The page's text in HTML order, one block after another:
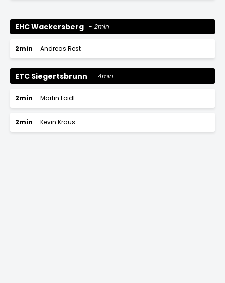
EHC Wackersberg 2min
2min Andreas Rest
ETC Siegertsbrunn 4min
2min Martin Loidl
2min Kevin Kraus